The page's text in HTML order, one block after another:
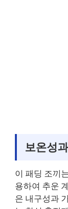
보온성
이 패딩 조끼
용하여 추운
은 내구성과